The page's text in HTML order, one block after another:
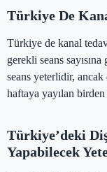
Türkiye De
Türkiye de kanal
gerekli seans
seans yeterlidir,
haftaya yayılan
Türkiye’deki
Yapabilecek